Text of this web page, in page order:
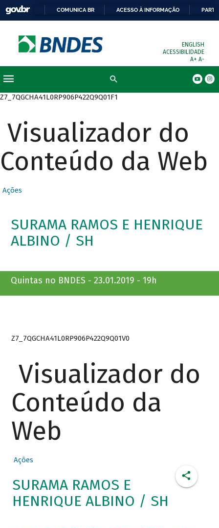
COMUNICA BR ACESSO À INFORMAÇÃO
ENGLISH
ACESSIBILIDADE
A+ A-
Z7_7QGCHA41L0RP906P422Q9Q01F1
Visualizador do
Conteúdo da Web
Ações
SURAMA RAMOS E HENRIQUE
ALBINO / SH
Quintas no BNDES - 23.01.2019 - 19h
Z7_7QGCHA41L0RP906P422Q9Q01V0
Visualizador do
Conteúdo da
Web
Ações
SURAMA RAMOS E
HENRIQUE ALBINO / SH